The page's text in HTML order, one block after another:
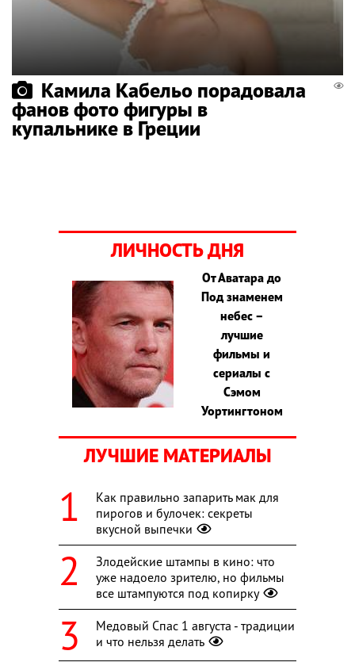
Камила Кабельо порадовала
фанов фото фигуры в
купальнике в Греции
ЛИЧНОСТЬ ДНЯ
От Аватара до
Под знаменем
небес –
лучшие
фильмы и
сериалы с
Сэмом
Уортингтоном
ЛУЧШИЕ МАТЕРИАЛЫ
Как правильно запарить мак для
пирогов и булочек: секреты
вкусной выпечки
Злодейские штампы в кино: что
уже надоело зрителю, но фильмы
все штампуются под копирку
Медовый Спас 1 августа - традиции
и что нельзя делать